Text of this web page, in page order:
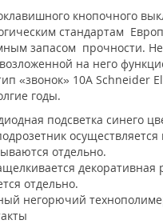
кнопочного
стандартам
запасом прочности.
на него
«звонок» 10А Schneider
годы.
подсветка синего
отдельно.
декоративная
отдельно.
негорючий